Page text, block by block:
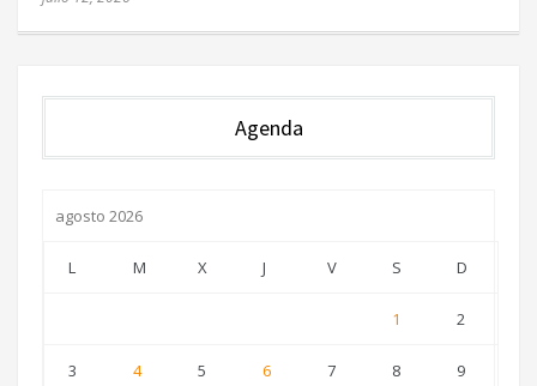
Agenda
agosto 2026
L M X J V S D
1 2
3 4 5 6 7 8 9